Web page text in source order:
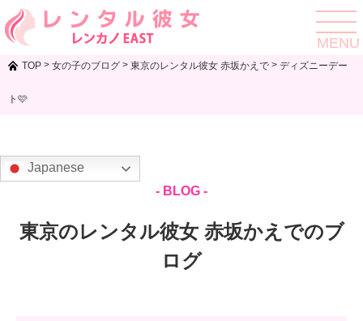
toggle
MENU
TOP > 女の子のブログ > 東京のレンタル彼女 赤坂かえで > ディズニーデー
ト🩷
Japanese
- BLOG -
東京のレンタル彼女 赤坂かえでのブ
ログ